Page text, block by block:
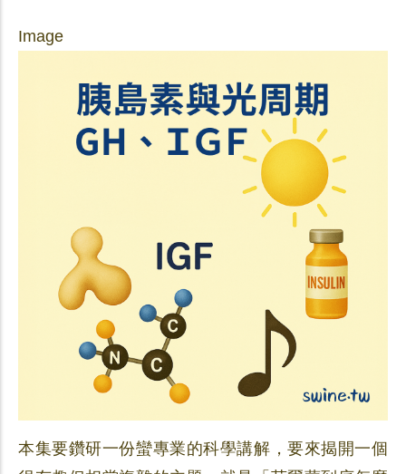
Image
本集要鑽研一份蠻專業的科學講解，要來揭開一個